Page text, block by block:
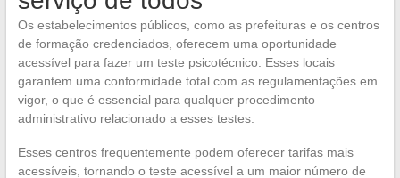
Os estabelecimentos públicos, como as prefeituras e os centros
de formação credenciados, oferecem uma oportunidade
acessível para fazer um teste psicotécnico. Esses locais
garantem uma conformidade total com as regulamentações em
vigor, o que é essencial para qualquer procedimento
administrativo relacionado a esses testes.
Esses centros frequentemente podem oferecer tarifas mais
acessíveis, tornando o teste acessível a um maior número de